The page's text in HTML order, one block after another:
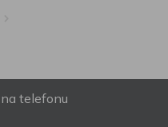
telefonu